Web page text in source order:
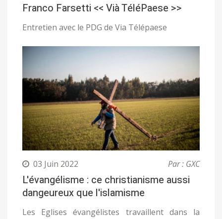
Franco Farsetti << Vià TéléPaese >>
Entretien avec le PDG de Via Télépaese
03 Juin 2022 Par : GXC
L'évangélisme : ce christianisme aussi
dangeureux que l'islamisme
Les Eglises évangélistes travaillent dans la